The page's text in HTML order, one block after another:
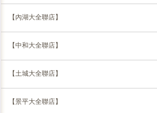
【內湖大全聯店】
【中和大全聯店】
【土城大全聯店】
【景平大全聯店】